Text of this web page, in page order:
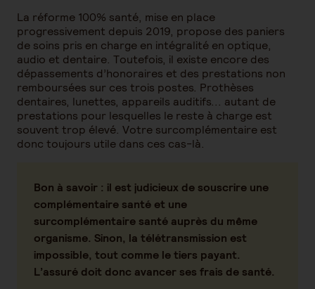
La réforme 100% santé, mise en place
progressivement depuis 2019, propose des paniers
de soins pris en charge en intégralité en optique,
audio et dentaire. Toutefois, il existe encore des
dépassements d’honoraires et des prestations non
remboursées sur ces trois postes. Prothèses
dentaires, lunettes, appareils auditifs... autant de
prestations pour lesquelles le reste à charge est
souvent trop élevé. Votre surcomplémentaire est
donc toujours utile dans ces cas-là.
Bon à savoir : il est judicieux de souscrire une
complémentaire santé et une
surcomplémentaire santé auprès du même
organisme. Sinon, la télétransmission est
impossible, tout comme le tiers payant.
L’assuré doit donc avancer ses frais de santé.